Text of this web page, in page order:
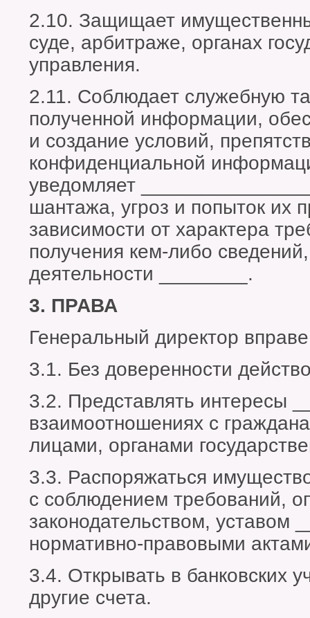
2.10. Защищает
суде, арбитраже, органах
управления.
2.11. Соблюдает служебную
полученной информации,
и создание условий,
конфиденциальной
уведомляет
шантажа, угроз и попыток их
зависимости от характера
получения кем-либо
деятельности ________.
3. ПРАВА
Генеральный директор
3.1. Без доверенности
3.2. Представлять интересы
взаимоотношениях с
лицами, органами
3.3. Распоряжаться
с соблюдением требований,
законодательством, уставом
нормативно-правовыми
3.4. Открывать в банковских
другие счета.